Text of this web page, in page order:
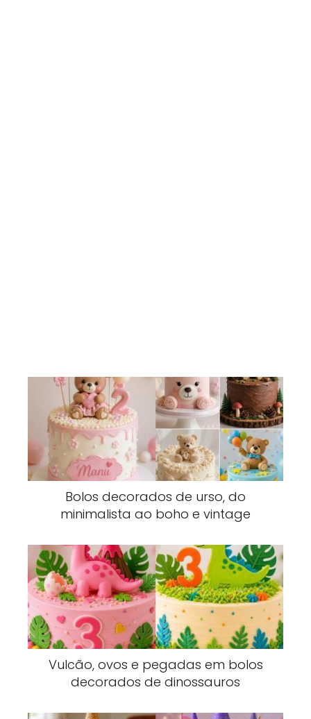
Bolos decorados de urso, do
minimalista ao boho e vintage
Vulcão, ovos e pegadas em bolos
decorados de dinossauros